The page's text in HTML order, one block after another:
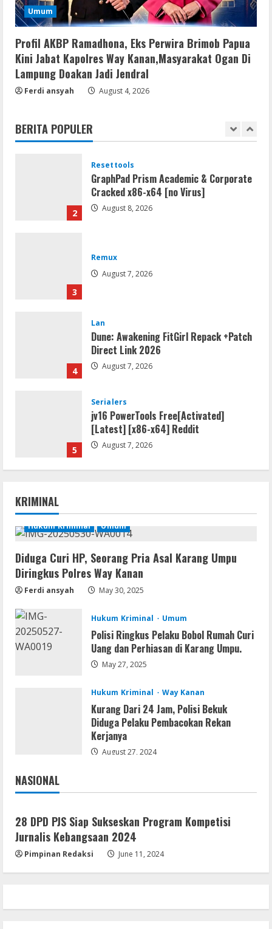
Umum
Profil AKBP Ramadhona, Eks Perwira Brimob Papua
Kini Jabat Kapolres Way Kanan,Masyarakat Ogan Di
Lampung Doakan Jadi Jendral
Ferdi ansyah August 4, 2026
BERITA POPULER
5
Serialers
jv16 PowerTools Free[Activated]
August 7, 2026
1
Resettools
Vpn One Click Cracked x86-x64 [no
2
Resettools
GraphPad Prism Academic & Corporate
Cracked x86-x64 [no Virus]
August 8, 2026
3
Remux
August 7, 2026
4
Lan
Dune: Awakening FitGirl Repack +Patch
Direct Link 2026
August 7, 2026
5
Serialers
jv16 PowerTools Free[Activated]
[Latest] [x86-x64] Reddit
August 7, 2026
1 August 8, 2026
Resettools
GraphPad Prism Academic & Corporate
Cracked x86-x64 [no Virus]
Remux
August 7, 2026
Lan
Dune: Awakening FitGirl Repack +Patch
Direct Link 2026
5
[Latest] [x86-x64] Reddit
August 7, 2026
KRIMINAL
Hukum Kriminal Umum
Diduga Curi HP, Seorang Pria Asal Karang Umpu
Diringkus Polres Way Kanan
Ferdi ansyah May 30, 2025
Hukum Kriminal Umum
Polisi Ringkus Pelaku Bobol Rumah Curi
Uang dan Perhiasan di Karang Umpu.
May 27, 2025
Hukum Kriminal Way Kanan
Kurang Dari 24 Jam, Polisi Bekuk
Diduga Pelaku Pembacokan Rekan
Kerjanya
August 27, 2024
NASIONAL
Jakarta
28 DPD PJS Siap Sukseskan Program Kompetisi
Jurnalis Kebangsaan 2024
Pimpinan Redaksi June 11, 2024